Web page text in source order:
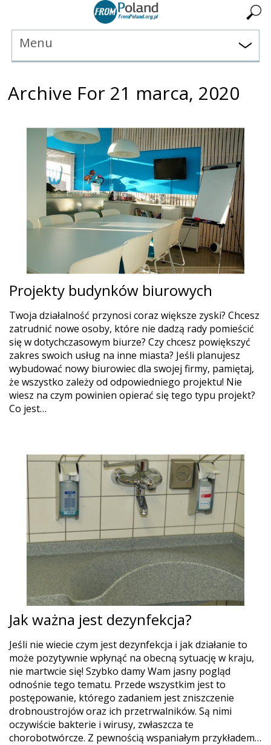
Menu
Archive For 21 marca, 2020
Projekty budynków biurowych
Twoja działalność przynosi coraz większe zyski? Chcesz
zatrudnić nowe osoby, które nie dadzą rady pomieścić
się w dotychczasowym biurze? Czy chcesz powiększyć
zakres swoich usług na inne miasta? Jeśli planujesz
wybudować nowy biurowiec dla swojej firmy, pamiętaj,
że wszystko zależy od odpowiedniego projektu! Nie
wiesz na czym powinien opierać się tego typu projekt?
Co jest…
Jak ważna jest dezynfekcja?
Jeśli nie wiecie czym jest dezynfekcja i jak działanie to
może pozytywnie wpłynąć na obecną sytuację w kraju,
nie martwcie się! Szybko damy Wam jasny pogląd
odnośnie tego tematu. Przede wszystkim jest to
postępowanie, którego zadaniem jest zniszczenie
drobnoustrojów oraz ich przetrwalników. Są nimi
oczywiście bakterie i wirusy, zwłaszcza te
chorobotwórcze. Z pewnością wspaniałym przykładem…